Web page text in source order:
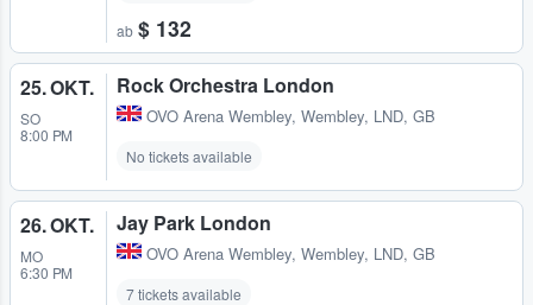
ab $ 132
25. OKT.
SO
8:00 PM
Rock Orchestra London
OVO Arena Wembley, Wembley, LND, GB
No tickets available
26. OKT.
MO
6:30 PM
Jay Park London
OVO Arena Wembley, Wembley, LND, GB
7 tickets available